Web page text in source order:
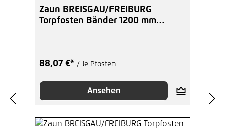
Zaun BREISGAU/FREIBURG
Torpfosten Bänder 1200 mm
88,07 €* / Je Pfosten
Ansehen